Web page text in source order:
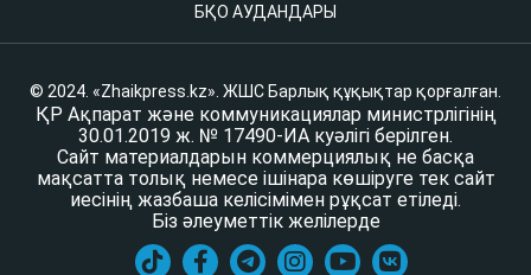
БҚО АУДАНДАРЫ
© 2024. «Zhaikpress.kz». ЖШС Барлық құқықтар қорғалған.
ҚР Ақпарат және коммуникациялар министрлігінің
30.01.2019 ж. № 17490-ИА куәлігі берілген.
Сайт материалдарын коммерциялық не басқа
мақсатта толық немесе ішінара көшіруге тек сайт
иесінің жазбаша келісімімен рұқсат етіледі.
Біз әлеуметтік желілерде